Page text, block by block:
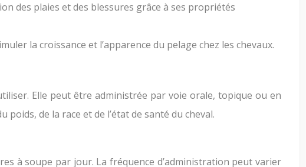
des plaies et des blessures grâce à ses propriétés
la croissance et l’apparence du pelage chez les chevaux.
Elle peut être administrée par voie orale, topique ou en
de la race et de l’état de santé du cheval.
à soupe par jour. La fréquence d’administration peut varier